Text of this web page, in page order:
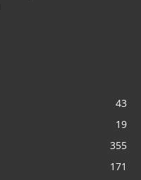
43
19
355
171